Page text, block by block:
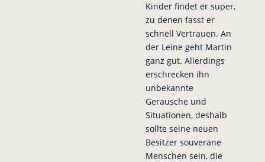
Kinder findet er super,
zu denen fasst er
schnell Vertrauen. An
der Leine geht Martin
ganz gut. Allerdings
erschrecken ihn
unbekannte
Geräusche und
Situationen, deshalb
sollte seine neuen
Besitzer souveräne
Menschen sein, die